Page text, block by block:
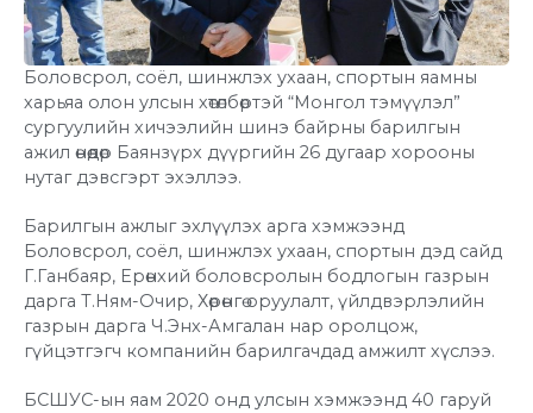
Боловсрол, соёл, шинжлэх ухаан, спортын яамны
харьяа олон улсын хөтөлбөртэй “Монгол тэмүүлэл”
сургуулийн хичээлийн шинэ байрны барилгын
ажил өнөөдөр Баянзүрх дүүргийн 26 дугаар хорооны
нутаг дэвсгэрт эхэллээ.
Барилгын ажлыг эхлүүлэх арга хэмжээнд
Боловсрол, соёл, шинжлэх ухаан, спортын дэд сайд
Г.Ганбаяр, Ерөнхий боловсролын бодлогын газрын
дарга Т.Ням-Очир, Хөрөнгө оруулалт, үйлдвэрлэлийн
газрын дарга Ч.Энх-Амгалан нар оролцож,
гүйцэтгэгч компанийн барилгачдад амжилт хүслээ.
БСШУС-ын яам 2020 онд улсын хэмжээнд 40 гаруй